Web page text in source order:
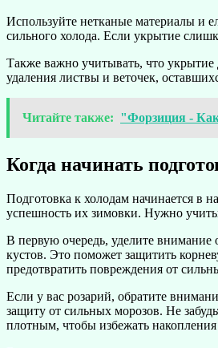
Используйте нетканые материалы и
сильного холода. Если укрытие
Также важно учитывать, что
удаления листвы и веточек,
Читайте также: "Форзиция - Как
Когда начинать
Подготовка к холодам начинается в
успешность их зимовки. Нужно
В первую очередь, уделите внимание
кустов. Это поможет защитить
предотвратить повреждения от
Если у вас розарий, обратите
защиту от сильных морозов. Не
плотным, чтобы избежать